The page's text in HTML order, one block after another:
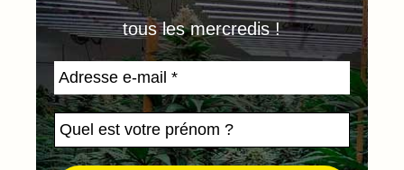
tous les mercredis !